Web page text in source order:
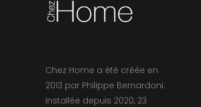
Chez Home a été créée en
2013 par Philippe Bernardoni.
Installée depuis 2020, 23